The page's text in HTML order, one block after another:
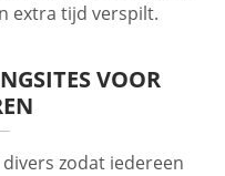
extra tijd verspilt.
VOOR
zodat iedereen